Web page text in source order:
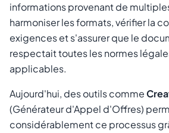
informations provenant de
harmoniser les formats, vérifier la
exigences et s'assurer que le
respectait toutes les normes
applicables.
Aujourd'hui, des outils comme
(Générateur d'Appel d'Offres)
considérablement ce processus